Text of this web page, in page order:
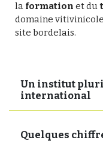
la formation et du
domaine
site bordelais.
Un institut
international
Quelques